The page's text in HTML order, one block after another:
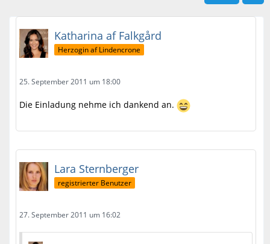
Katharina af Falkgård
Herzogin af Lindencrone
25. September 2011 um 18:00
Die Einladung nehme ich dankend an.
Lara Sternberger
registrierter Benutzer
27. September 2011 um 16:02